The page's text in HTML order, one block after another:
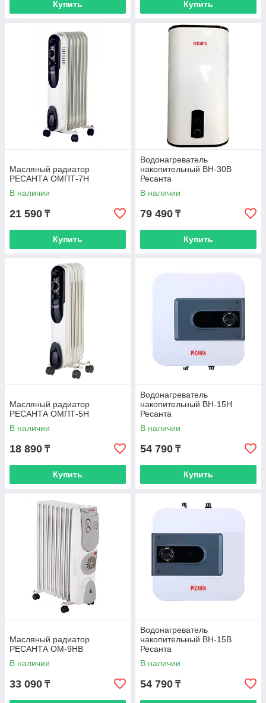
Купить Купить
Масляный радиатор
РЕСАНТА ОМПТ-7Н
В наличии
21 590 ₸
Купить
Водонагреватель
накопительный ВН-30В
Ресанта
В наличии
79 490 ₸
Купить
Масляный радиатор
РЕСАНТА ОМПТ-5Н
В наличии
18 890 ₸
Купить
Водонагреватель
накопительный ВН-15Н
Ресанта
В наличии
54 790 ₸
Купить
Масляный радиатор
РЕСАНТА ОМ-9НВ
В наличии
33 090 ₸
Водонагреватель
накопительный ВН-15В
Ресанта
В наличии
54 790 ₸